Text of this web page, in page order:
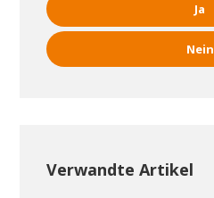
Ja
Nein
Verwandte Artikel